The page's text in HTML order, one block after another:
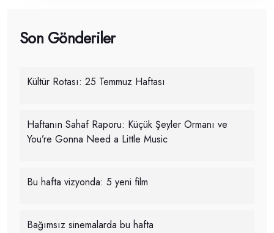
Son Gönderiler
Kültür Rotası: 25 Temmuz Haftası
Haftanın Sahaf Raporu: Küçük Şeyler Ormanı ve
You’re Gonna Need a Little Music
Bu hafta vizyonda: 5 yeni film
Bağımsız sinemalarda bu hafta